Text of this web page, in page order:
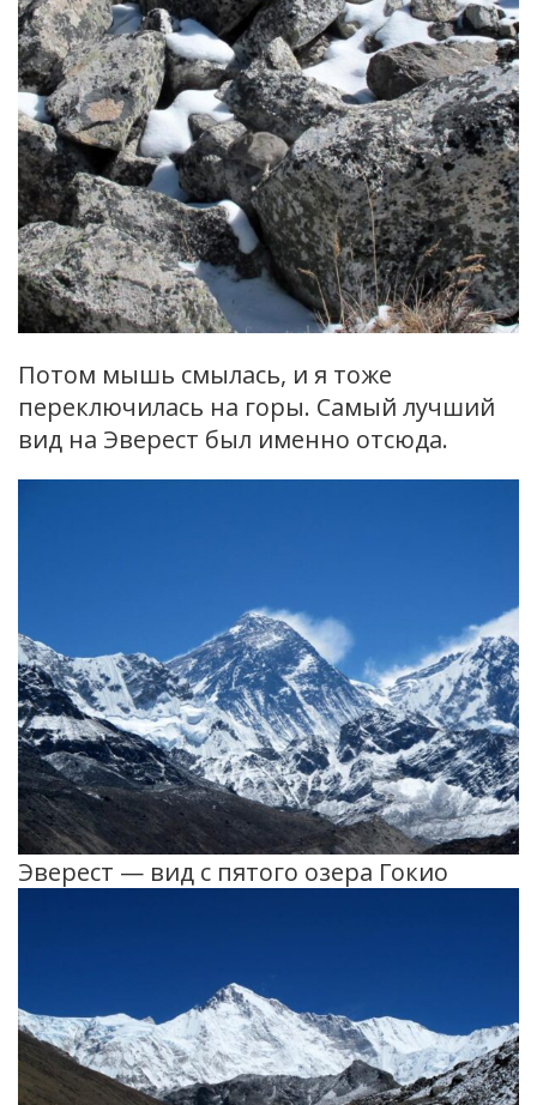
Потом мышь смылась, и я тоже
переключилась на горы. Самый лучший
вид на Эверест был именно отсюда.
Эверест — вид с пятого озера Гокио